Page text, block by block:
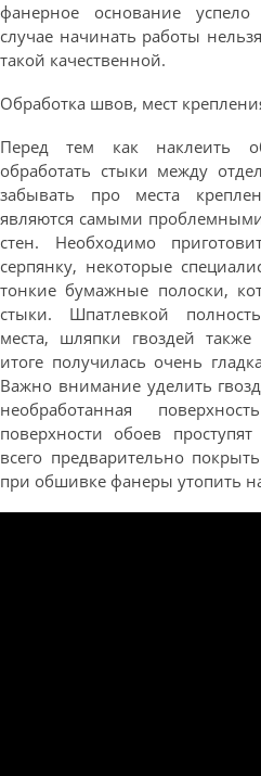
фанерное основание
случае начинать работы
такой качественной.
Обработка швов, мест
Перед тем как наклеить
обработать стыки между
забывать про места
являются самыми
стен. Необходимо
серпянку, некоторые
тонкие бумажные полоски,
стыки. Шпатлевкой
места, шляпки гвоздей
итоге получилась очень
Важно внимание уделить
необработанная
поверхности обоев
всего предварительно
при обшивке фанеры утопить